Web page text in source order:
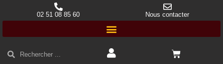
02 51 08 85 60 Nous contacter